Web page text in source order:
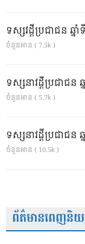
ទស្សវដ្តីប្រជាជន
ចំនួនអាន ( 7.5k )
ទស្សនាវដ្ដីប្រជាជ
ចំនួនអាន ( 5.7k )
ទស្សនាវដ្ដីប្រជាជ
ចំនួនអាន ( 10.5k )
ព័ត៌មានពេញនិ